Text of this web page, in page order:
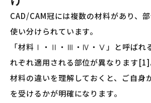
CAD/CAM冠には複数の材料があり、
使い分けられています。
「材料Ⅰ・Ⅱ・Ⅲ・Ⅳ・Ⅴ」と呼ばれ
れぞれ適用される部位が異なります[1]
材料の違いを理解しておくと、ご自身
を受けるかが明確になります。